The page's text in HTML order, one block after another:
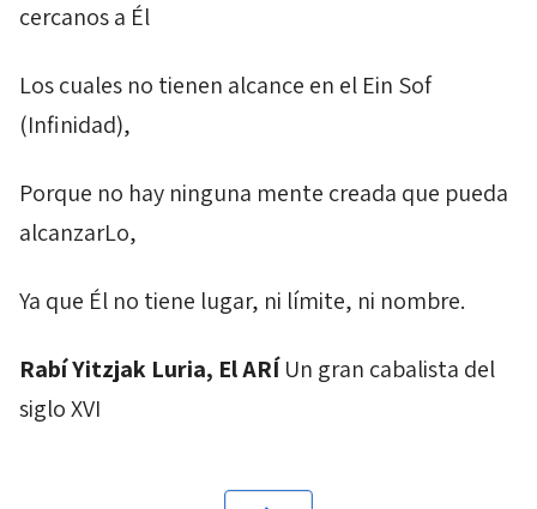
cercanos a Él
Los cuales no tienen alcance en el Ein Sof
(Infinidad),
Porque no hay ninguna mente creada que pueda
alcanzarLo,
Ya que Él no tiene lugar, ni límite, ni nombre.
Rabí Yitzjak Luria, El ARÍUn gran cabalista del
siglo XVI